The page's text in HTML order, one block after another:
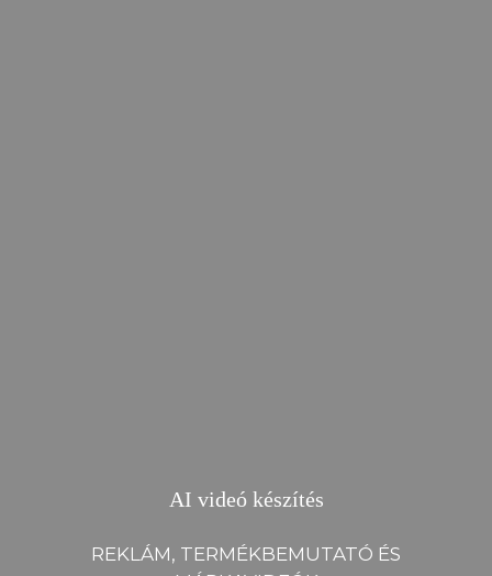
AI videó készítés
REKLÁM, TERMÉKBEMUTATÓ ÉS